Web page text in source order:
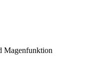
Magenfunktion